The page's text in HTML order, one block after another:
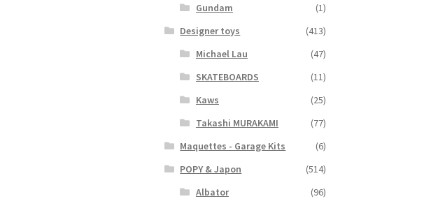
Gundam
(1)
Designer toys
(413)
Michael Lau
(47)
SKATEBOARDS
(11)
Kaws
(25)
Takashi MURAKAMI
(77)
Maquettes - Garage Kits
(6)
POPY & Japon
(514)
Albator
(96)